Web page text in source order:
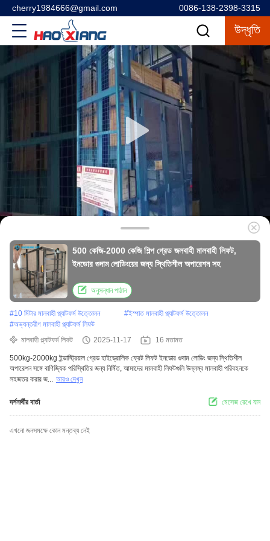
cherry1984666@gmail.com 0086-138-2398-3315
উদ্ধৃতি
500 কেজি-2000 কেজি শিল্প গ্রেড জলবাহী মালবাহী লিফট,
ইনডোর গুদাম লোডিংয়ের জন্য স্থিতিশীল অপারেশন সহ
অনুসন্ধান পাঠান
#10 মিটার মালবাহী প্ল্যাটফর্ম উত্তোলন #ইস্পাত মালবাহী প্ল্যাটফর্ম উত্তোলন
#অভ্যন্তরীণ মালবাহী প্ল্যাটফর্ম লিফট
মালবাহী প্ল্যাটফর্ম লিফট
2025-11-17 16 মতামত
500kg-2000kg ইন্ডাস্ট্রিয়াল গ্রেড হাইড্রোলিক ফ্রেট লিফট ইনডোর গুদাম লোডিং জন্য স্থিতিশীল
অপারেশন সঙ্গে বাণিজ্যিক পরিস্থিতির জন্য নির্মিত, আমাদের মালবাহী লিফটগুলি উল্লম্ব মালবাহী পরিবহনকে
সহজতর করার জ... আরও দেখুন
দর্শনার্থীর বার্তা মেসেজ রেখে যান
এখনো জনসমক্ষে কোন মন্তব্য নেই